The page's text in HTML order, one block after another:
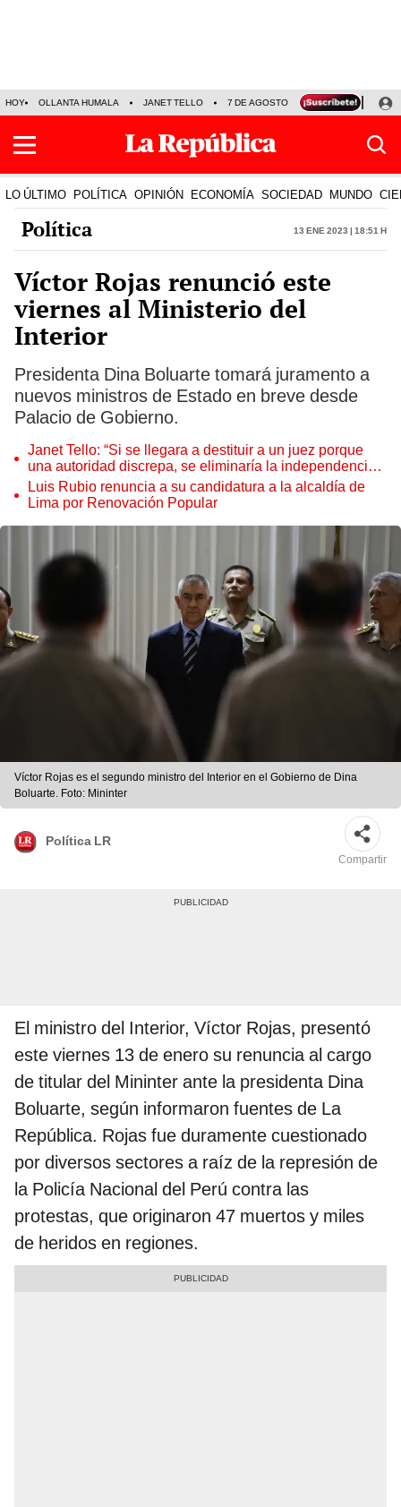
HOY OLLANTA HUMALA JANET TELLO 7 DE AGOSTO TINKA RESULTADOS
LO ÚLTIMO POLÍTICA OPINIÓN ECONOMÍA SOCIEDAD MUNDO
Política 13 Ene 2023 | 18:51 h
Víctor Rojas renunció este
viernes al Ministerio del
Interior
Presidenta Dina Boluarte tomará juramento a
nuevos ministros de Estado en breve desde
Palacio de Gobierno.
Janet Tello: “Si se llegara a destituir a un juez porque
una autoridad discrepa, se eliminaría la independencia
judicial”
Luis Rubio renuncia a su candidatura a la alcaldía de
Lima por Renovación Popular
Víctor Rojas es el segundo ministro del Interior en el Gobierno de Dina
Boluarte. Foto: Mininter
Política LR
Compartir
El ministro del Interior, Víctor Rojas, presentó
este viernes 13 de enero su renuncia al cargo
de titular del Mininter ante la presidenta Dina
Boluarte, según informaron fuentes de La
República. Rojas fue duramente cuestionado
por diversos sectores a raíz de la represión de
la Policía Nacional del Perú contra las
protestas, que originaron 47 muertos y miles
de heridos en regiones.